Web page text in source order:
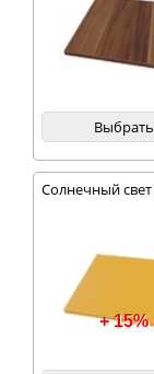
Выбрать
Солнечный свет
+ 15%